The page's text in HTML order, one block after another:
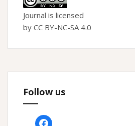
Journal is licensed
by CC BY-NC-SA 4.0
Follow us
facebook